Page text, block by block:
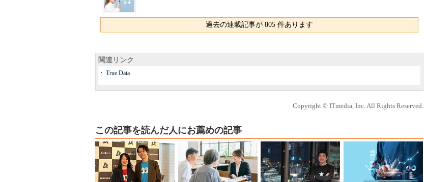
過去の連載記事が 805 件あります
関連リンク
True Data
Copyright © ITmedia, Inc. All Rights Reserved.
この記事を読んだ人にお薦めの記事